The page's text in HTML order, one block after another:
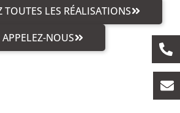
TOUTES LES RÉALISATIONS
APPELEZ-NOUS